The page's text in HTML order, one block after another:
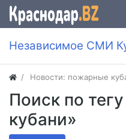
Независимое СМИ
Новости: пожарные
Поиск по
кубани»